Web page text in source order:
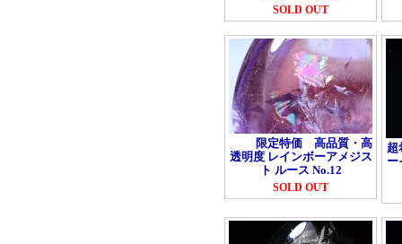
SOLD OUT
限定特価 高品質・高
透明度 レインボーアメジス
ト ルース No.12
SOLD OUT
超
ー